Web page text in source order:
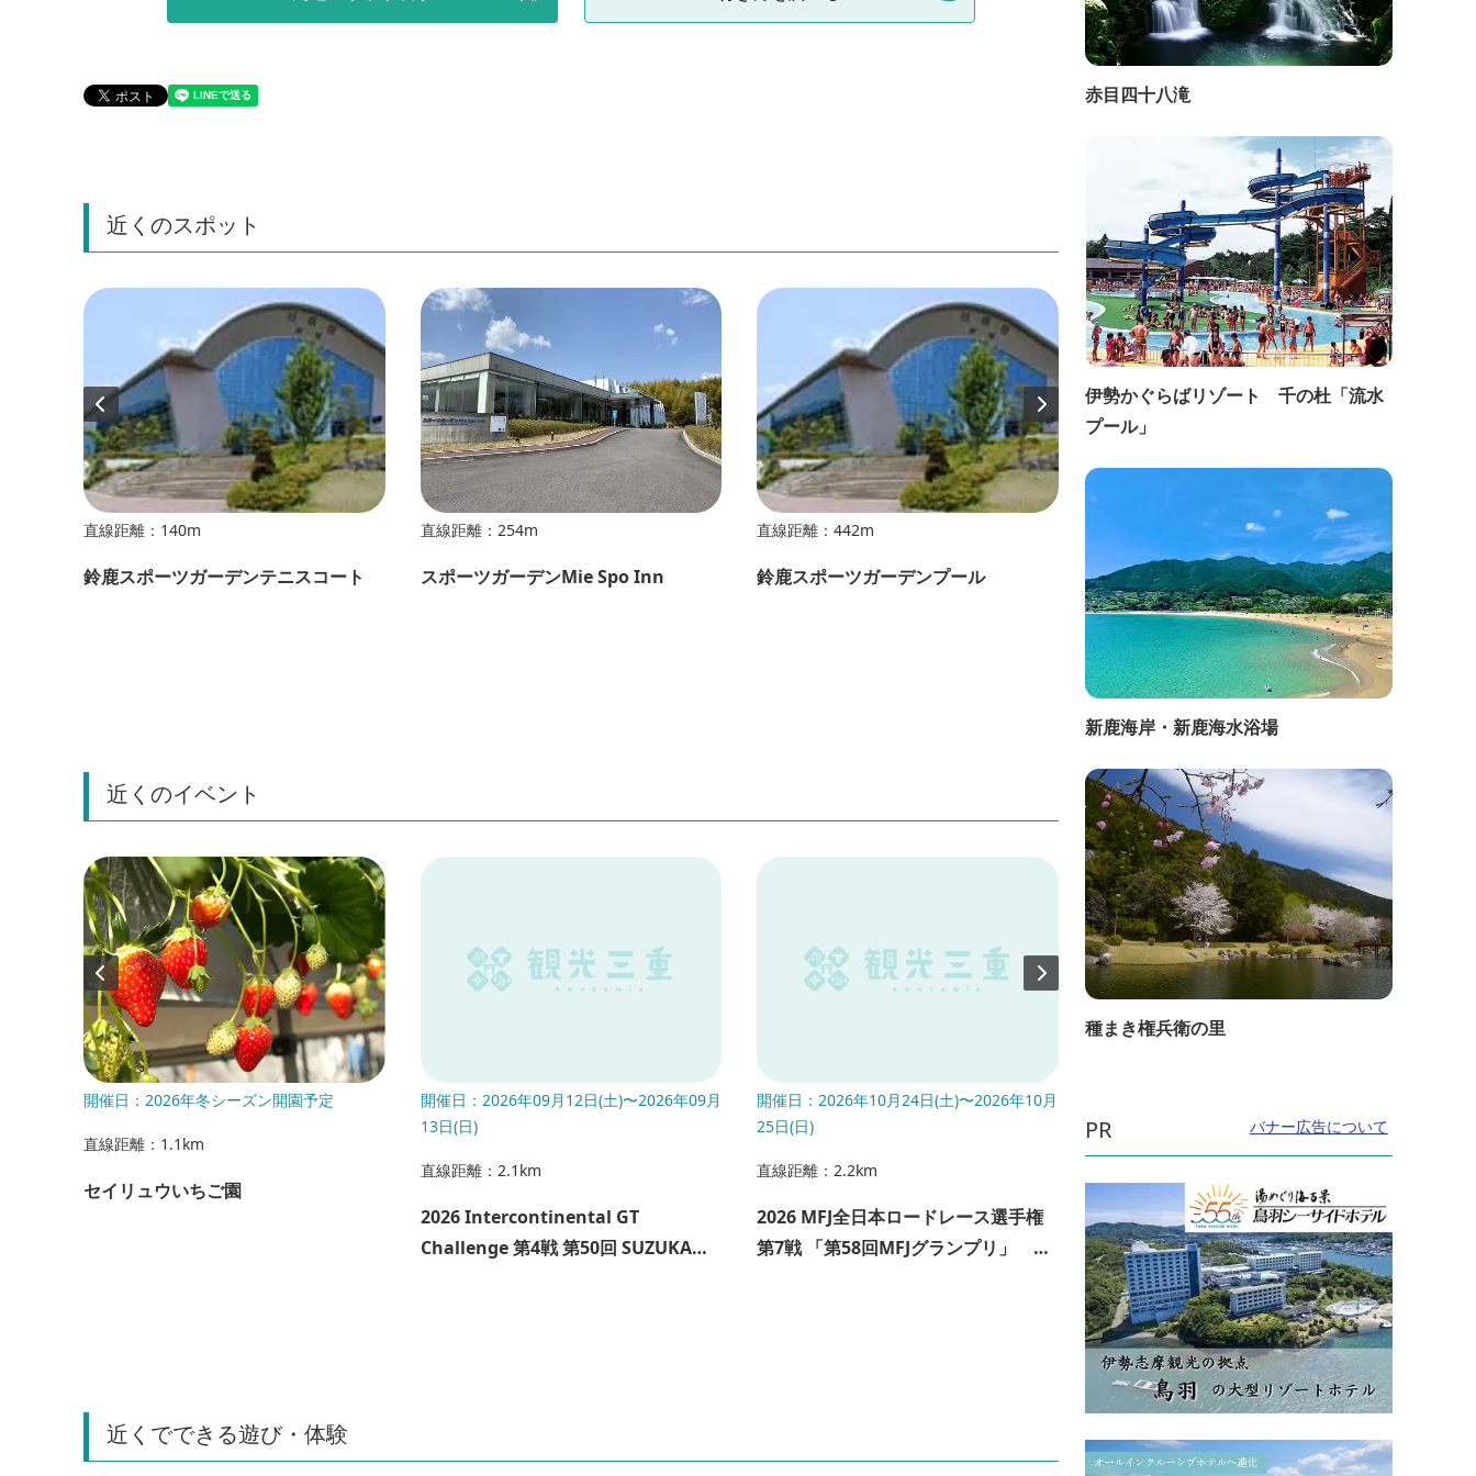
近くのスポット
直線距離：140m
鈴鹿スポーツガーデンテニスコート
直線距離：254m
スポーツガーデンMie Spo Inn
直線距離：442m
鈴鹿スポーツガーデンプール セイリュウいちご園
近くのイベント
開催日：2026年冬シーズン開園予定
直線距離：1.1km
セイリュウいちご園
開催日：2026年09月12日(土)〜2026年09月
13日(日)
直線距離：2.1km
2026 Intercontinental GT
Challenge 第4戦 第50回 SUZUKA
開催日：2026年10月24日(土)〜2026年10月
25日(日)
直線距離：2.2km
2026 MFJ全日本ロードレース選手権
第7戦 「第58回MFJグランプリ」 ス
20日(日)
2026 Ene-1 SUZUKA Challenge
近くでできる遊び・体験
赤目四十八滝
伊勢かぐらばリゾート 千の杜「流水
プール」
新鹿海岸・新鹿海水浴場
種まき権兵衛の里
PR バナー広告について